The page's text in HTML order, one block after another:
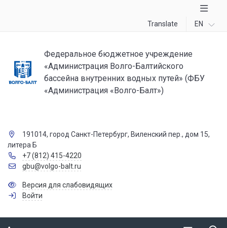
Translate EN
Федеральное бюджетное учреждение
«Администрация Волго-Балтийского
бассейна внутренних водных путей» (ФБУ
«Администрация «Волго-Балт»)
191014, город Санкт-Петербург, Виленский пер., дом 15,
литера Б
+7 (812) 415-4220
gbu@volgo-balt.ru
Версия для слабовидящих
Войти